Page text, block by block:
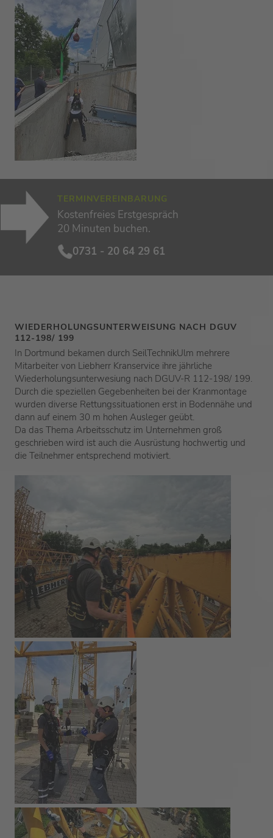
TERMINVEREINBARUNG
Kostenfreies Erstgespräch
20 Minuten buchen.
0731 - 20 64 29 61
WIEDERHOLUNGSUNTERWEISUNG NACH DGUV
112-198/ 199
In Dortmund bekamen durch SeilTechnikUlm mehrere
Mitarbeiter von Liebherr Kranservice ihre jährliche
Wiederholungsunterwesiung nach DGUV-R 112-198/ 199.
Durch die speziellen Gegebenheiten bei der Kranmontage
wurden diverse Rettungssituationen erst in Bodennähe und
dann auf einem 30 m hohen Ausleger geübt.
Da das Thema Arbeitsschutz im Unternehmen groß
geschrieben wird ist auch die Ausrüstung hochwertig und
die Teilnehmer entsprechend motiviert.